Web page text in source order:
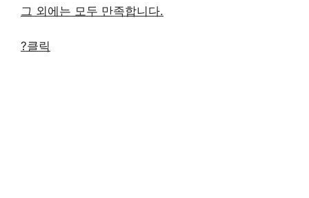
그 외에는 모두 만족합니다.
?클릭